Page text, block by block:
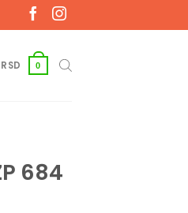
RSD 0
684